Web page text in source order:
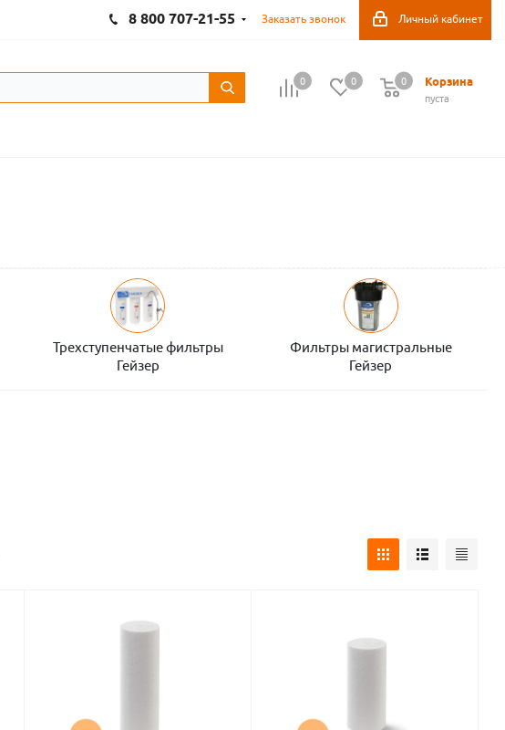
Личный кабинет
8 800 707-21-55 Заказать звонок
0 0 Корзина
пуста
0
Трехступенчатые фильтры
Гейзер
Фильтры магистральные
Гейзер